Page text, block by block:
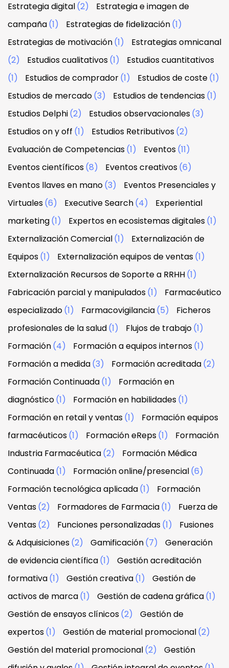
Estrategia digital(2)
Estrategia e imagen de
campaña(1) Estrategias de fidelización(1)
Estrategias de motivación(1)
Estrategias omnicanal
(2)
Estudios cualitativos(1)
Estudios cuantitativos
(1)
Estudios de comprador(1) Estudios de coste(1)
Estudios de mercado(3) Estudios de tendencias(1)
Estudios Delphi(2) Estudios observacionales(3)
Estudios on y off (1) Estudios Retributivos(2)
Evaluación de Competencias(1) Eventos(11)
Eventos científicos(8) Eventos creativos(6)
Eventos llaves en mano(3)
Eventos Presenciales y
Virtuales(6) Executive Search(4)
Experiential
marketing(1) Expertos en ecosistemas digitales(1)
Externalización Comercial(1)
Externalización de
Equipos(1) Externalización equipos de ventas(1)
Externalización Recursos de Soporte a RRHH(1)
Fabricación parcial y manipulados(1)
Farmacéutico
especializado(1) Farmacovigilancia(5)
Ficheros
profesionales de la salud(1) Flujos de trabajo(1)
Formación(4) Formación a equipos internos(1)
Formación a medida(3) Formación acreditada(2)
Formación Continuada(1)
Formación en
diagnóstico(1) Formación en habilidades(1)
Formación en retail y ventas(1)
Formación equipos
farmacéuticos(1) Formación eReps(1)
Formación
Industria Farmacéutica(2)
Formación Médica
Continuada(1) Formación online/presencial(6)
Formación tecnológica aplicada(1)
Formación
Ventas(2) Formadores de Farmacia(1)
Fuerza de
Ventas(2) Funciones personalizadas(1)
Fusiones
& Adquisiciones(2) Gamificación(7)
Generación
de evidencia científica(1)
Gestión acreditación
formativa(1) Gestión creativa(1)
Gestión de
activos de marca(1) Gestión de cadena gráfica(1)
Gestión de ensayos clínicos(2)
Gestión de
expertos(1) Gestión de material promocional(2)
Gestión del material promocional(2)
Gestión